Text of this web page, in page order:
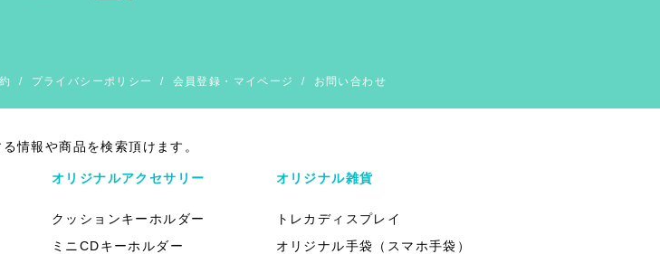
/ プライバシーポリシー / 会員登録・マイページ / お問い合わせ
情報や商品を検索頂けます。
オリジナルアクセサリー
クッションキーホルダー
ミニCDキーホルダー
オリジナル雑貨
トレカディスプレイ
オリジナル手袋（スマホ手袋）